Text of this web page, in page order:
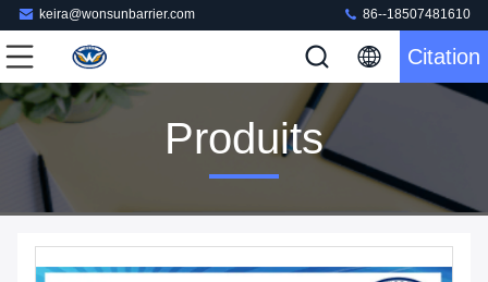
keira@wonsunbarrier.com 86--18507481610
Citation
Produits